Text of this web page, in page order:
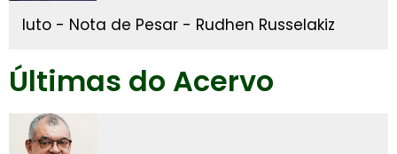
luto - Nota de Pesar - Rudhen Russelakiz
Últimas do Acervo